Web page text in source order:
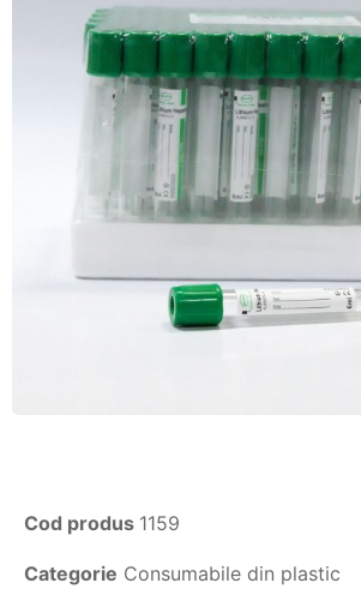
Cod produs 1159
Categorie Consumabile din plastic